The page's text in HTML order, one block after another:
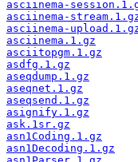
asciinema-
asciinema-
asciinema-
asciinema.1.gz
asciitopgm.1.gz
asdfg.1.gz
aseqdump.1.gz
aseqnet.1.gz
aseqsend.1.gz
asignify.1.gz
ask.1sr.gz
asn1Coding.1.gz
asn1Decoding.1.gz